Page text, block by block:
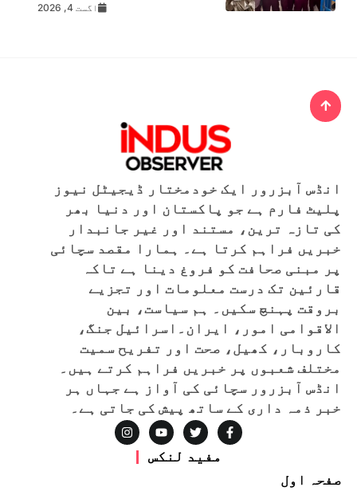
اگست 4, 2026
انڈس آبزرور ایک خودمختار ڈیجیٹل نیوز
پلیٹ فارم ہے جو پاکستان اور دنیا بھر
کی تازہ ترین، مستند اور غیر جانبدار
خبریں فراہم کرتا ہے۔ ہمارا مقصد سچائی
پر مبنی صحافت کو فروغ دینا ہے تاکہ
قارئین تک درست معلومات اور تجزیے
بروقت پہنچ سکیں۔ ہم سیاست، بین
الاقوامی امور، ایران۔اسرائیل جنگ،
کاروبار، کھیل، صحت اور تفریح سمیت
مختلف شعبوں پر خبریں فراہم کرتے ہیں۔
انڈس آبزرور سچائی کی آواز ہے جہاں ہر
خبر ذمہ داری کے ساتھ پیش کی جاتی ہے۔
مفید لنکس
صفحہ اول